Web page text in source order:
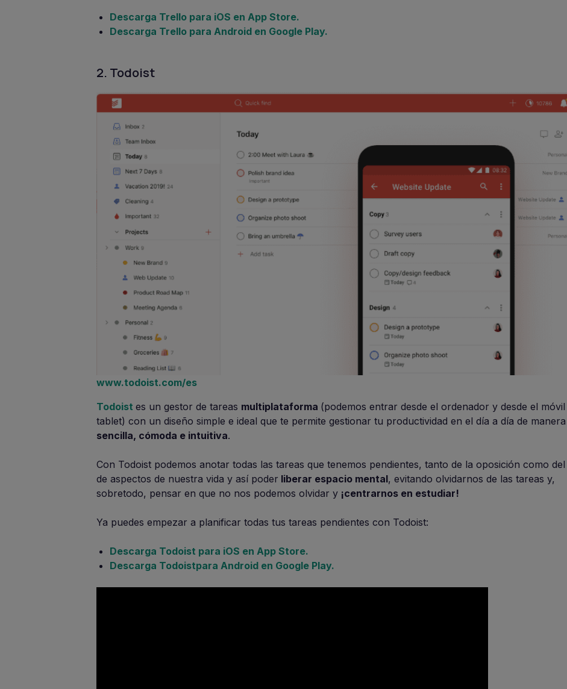
Descarga Trello para iOS en App Store.
Descarga Trello para Android en Google Play.
2. Todoist
www.todoist.com/es
Todoist es un gestor de tareas multiplataforma (podemos entrar desde el ordenador y desde el
tablet) con un diseño simple e ideal que te permite gestionar tu productividad en el día a día de manera
sencilla, cómoda e intuitiva.
Con Todoist podemos anotar todas las tareas que tenemos pendientes, tanto de la oposición como
de aspectos de nuestra vida y así poder liberar espacio mental, evitando olvidarnos de las tareas y,
sobretodo, pensar en que no nos podemos olvidar y ¡centrarnos en estudiar!
Ya puedes empezar a planificar todas tus tareas pendientes con Todoist:
Descarga Todoist para iOS en App Store.
Descarga Todoistpara Android en Google Play.